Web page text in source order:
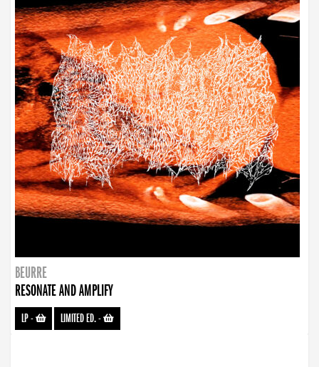
BEURRE
RESONATE AND AMPLIFY
LP- LIMITED ED.-